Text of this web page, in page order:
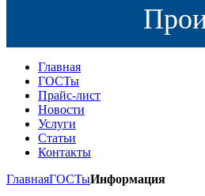
Главная
ГОСТы
Прайс-лист
Новости
Услуги
Статьи
Контакты
ГлавнаяГОСТыИнформация